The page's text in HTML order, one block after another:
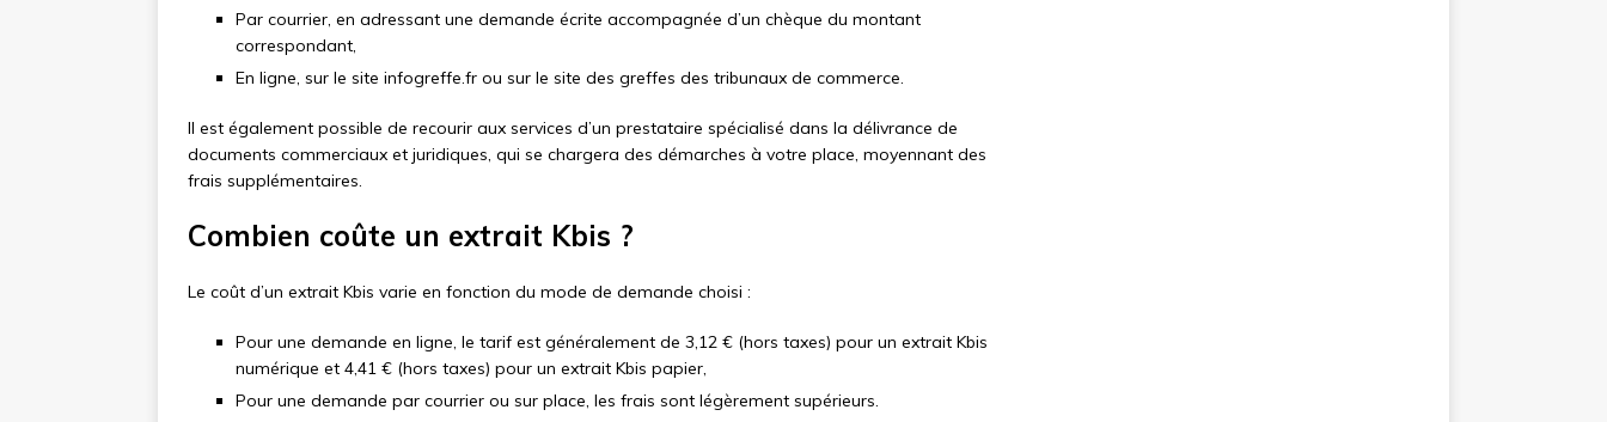
Par courrier, en adressant une demande écrite accompagnée d’un chèque du montant
correspondant,
En ligne, sur le site infogreffe.fr ou sur le site des greffes des tribunaux de commerce.
Il est également possible de recourir aux services d’un prestataire spécialisé dans la délivrance de
documents commerciaux et juridiques, qui se chargera des démarches à votre place, moyennant des
frais supplémentaires.
Combien coûte un extrait Kbis ?
Le coût d’un extrait Kbis varie en fonction du mode de demande choisi :
Pour une demande en ligne, le tarif est généralement de 3,12 € (hors taxes) pour un extrait Kbis
numérique et 4,41 € (hors taxes) pour un extrait Kbis papier,
Pour une demande par courrier ou sur place, les frais sont légèrement supérieurs.